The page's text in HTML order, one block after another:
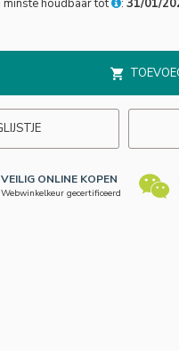
minste houdbaar tot
: 31/01/
VEILIG ONLINE KOPEN
Webwinkelkeur gecertificeerd